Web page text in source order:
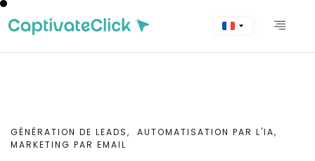
GÉNÉRATION DE LEADS,
AUTOMATISATION PAR L'IA,
MARKETING PAR EMAIL